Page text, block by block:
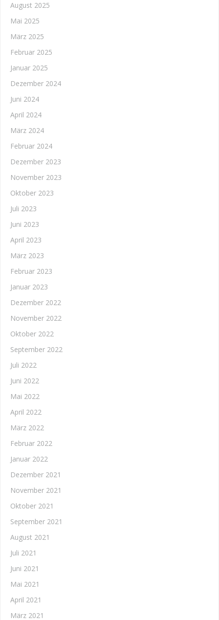
August 2025
Mai 2025
März 2025
Februar 2025
Januar 2025
Dezember 2024
Juni 2024
April 2024
März 2024
Februar 2024
Dezember 2023
November 2023
Oktober 2023
Juli 2023
Juni 2023
April 2023
März 2023
Februar 2023
Januar 2023
Dezember 2022
November 2022
Oktober 2022
September 2022
Juli 2022
Juni 2022
Mai 2022
April 2022
März 2022
Februar 2022
Januar 2022
Dezember 2021
November 2021
Oktober 2021
September 2021
August 2021
Juli 2021
Juni 2021
Mai 2021
April 2021
März 2021